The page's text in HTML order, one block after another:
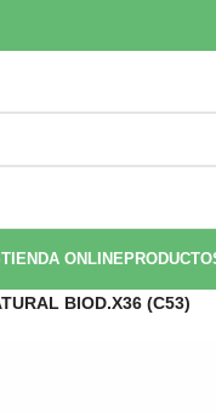
TIENDA ONLINE
BIOD.X36 (C53)